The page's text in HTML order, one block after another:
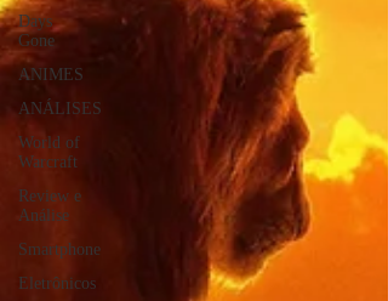
Days
Gone
ANIMES
ANÁLISES
World of
Warcraft
Review e
Análise
Smartphone
Eletrônicos